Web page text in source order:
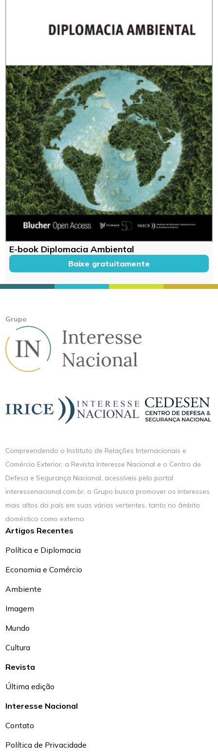
E-book Diplomacia Ambiental
Baixe gratuitamente
Grupo
Compreendendo o Instituto de Relações Internacionais e
Comércio Exterior, a Revista Interesse Nacional e o Centro de
Defesa e Segurança Nacional, acessíveis pelo portal
interessenacional.com.br, o Grupo busca promover os interesses
mais altos do país em suas várias vertentes, tanto no âmbito
doméstico como externo.
Artigos Recentes
Política e Diplomacia
Economia e Comércio
Ambiente
Imagem
Mundo
Cultura
Revista
Última edição
Interesse Nacional
Contato
Política de Privacidade